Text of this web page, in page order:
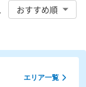
おすすめ順
エリア一覧